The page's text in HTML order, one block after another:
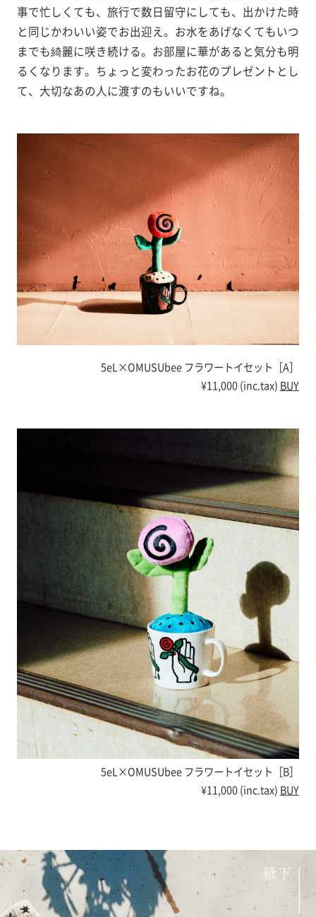
事で忙しくても、旅行で数日留守にしても、出かけた時
と同じかわいい姿でお出迎え。お水をあげなくてもいつ
までも綺麗に咲き続ける。お部屋に華があると気分も明
るくなります。ちょっと変わったお花のプレゼントとし
て、大切なあの人に渡すのもいいですね。
5eL×OMUSUbee フラワートイセット［A］
¥11,000 (inc.tax) BUY
5eL×OMUSUbee フラワートイセット［B］
¥11,000 (inc.tax) BUY